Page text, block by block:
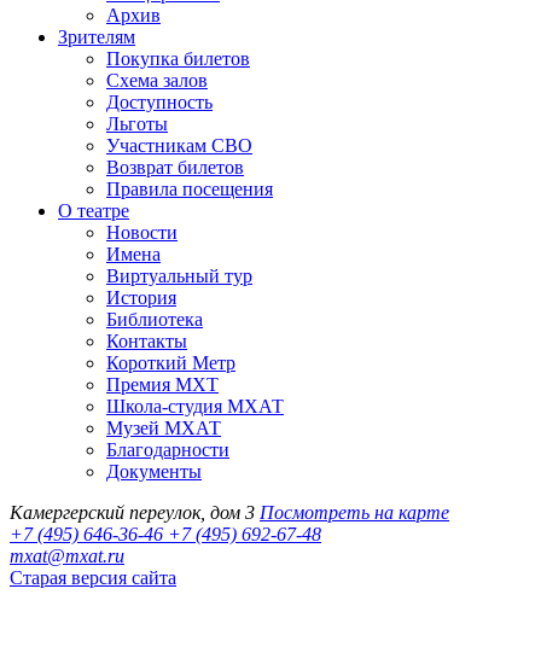
Архив
Зрителям
Покупка билетов
Схема залов
Доступность
Льготы
Участникам СВО
Возврат билетов
Правила посещения
О театре
Новости
Имена
Виртуальный тур
История
Библиотека
Контакты
Короткий Метр
Премия МХТ
Школа-студия МХАТ
Музей МХАТ
Благодарности
Документы
Камергерский переулок, дом 3 Посмотреть на карте
+7 (495) 646-36-46 +7 (495) 692-67-48‬
mxat@mxat.ru
Старая версия сайта